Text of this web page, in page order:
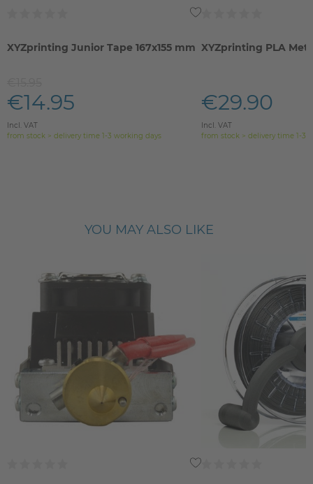
XYZprinting Junior Tape 167x155 mm
€14.95
Incl. VAT
from stock > delivery time 1-3 working days
XYZprinting PLA
€29.90
Incl. VAT
from stock > delivery time 1-3
YOU MAY ALSO LIKE